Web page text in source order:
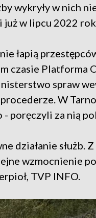
wykryły w nich
już w lipcu 2022
łapią
czasie Platforma
spraw
W
- poręczyli za nią
działanie służb.
wzmocnienie
TVP INFO.